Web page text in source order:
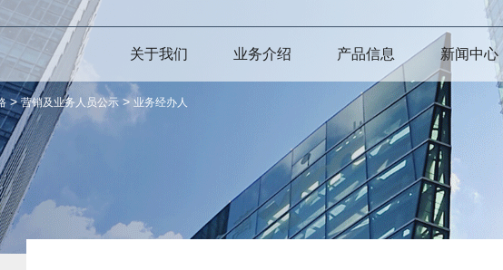
关于我们 业务介绍 产品信息 新闻中心
>营销及业务人员公示 >业务经办人